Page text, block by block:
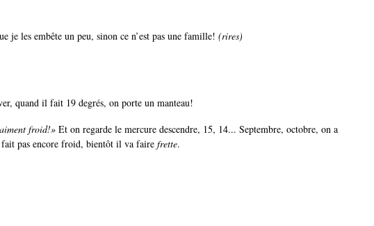
les embête un peu, sinon ce n’est pas une famille! (rires)
quand il fait 19 degrés, on porte un manteau!
froid!» Et on regarde le mercure descendre, 15, 14... Septembre, octobre, on a
pas encore froid, bientôt il va faire frette.